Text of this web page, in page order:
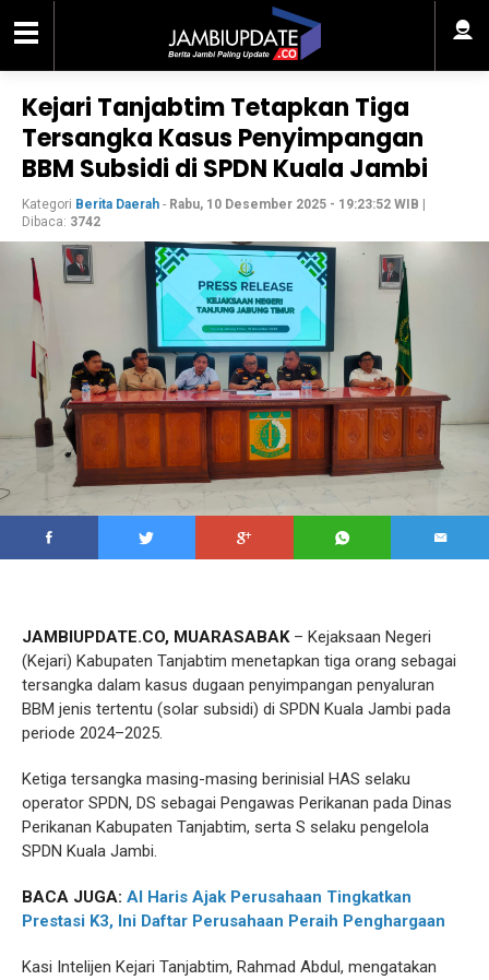
Kejari Tanjabtim Tetapkan Tiga
Tersangka Kasus Penyimpangan
BBM Subsidi di SPDN Kuala Jambi
Kategori Berita Daerah - Rabu, 10 Desember 2025 - 19:23:52 WIB
Dibaca: 3742
JAMBIUPDATE.CO, MUARASABAK– Kejaksaan Negeri
(Kejari) Kabupaten Tanjabtim menetapkan tiga orang sebagai
tersangka dalam kasus dugaan penyimpangan penyaluran
BBM jenis tertentu (solar subsidi) di SPDN Kuala Jambi pada
periode 2024–2025.
Ketiga tersangka masing-masing berinisial HAS selaku
operator SPDN, DS sebagai Pengawas Perikanan pada Dinas
Perikanan Kabupaten Tanjabtim, serta S selaku pengelola
SPDN Kuala Jambi.
BACA JUGA: Al Haris Ajak Perusahaan Tingkatkan
Prestasi K3, Ini Daftar Perusahaan Peraih Penghargaan
Kasi Intelijen Kejari Tanjabtim, Rahmad Abdul, mengatakan